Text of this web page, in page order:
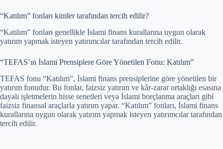
“Katılım” fonları kimler tarafından tercih edilir?
“Katılım” fonları genellikle İslami finans kurallarına uygun olarak
yatırım yapmak isteyen yatırımcılar tarafından tercih edilir.
“TEFAS’ın İslami Prensiplere Göre Yönetilen Fonu: Katılım”
TEFAS fonu “Katılım”, İslami finans prensiplerine göre yönetilen bir
yatırım fonudur. Bu fonlar, faizsiz yatırım ve kâr-zarar ortaklığı esasına
dayalı işletmelerin hisse senetleri veya İslami borçlanma araçları gibi
faizsiz finansal araçlarla yatırım yapar. “Katılım” fonları, İslami finans
kurallarına uygun olarak yatırım yapmak isteyen yatırımcılar tarafından
tercih edilir.